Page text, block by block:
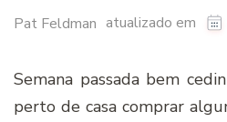
Pat Feldman atualizado em
Semana passada bem
perto de casa comprar